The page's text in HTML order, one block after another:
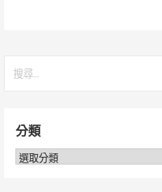
字:分類
分